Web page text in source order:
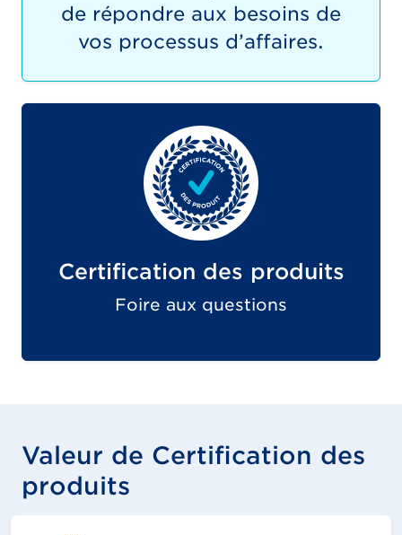
de répondre aux besoins de
vos processus d’affaires.
Certification des produits
Foire aux questions
Valeur de Certification des
produits